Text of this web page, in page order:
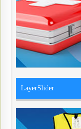
LayerSlider